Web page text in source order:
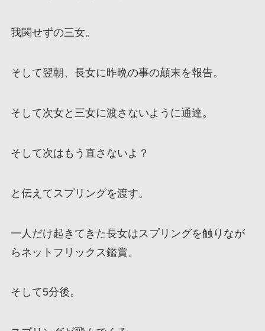
我関せずの三女。
そして翌朝、長女に昨晩の事の顛末を報告。
そして次女と三女に渡さないように通達。
そして次はもう直さないよ？
と伝えてスプリングを渡す。
一人だけ起きてきた長女はスプリングを触りなが
らネットフリックス鑑賞。
そして5分後。